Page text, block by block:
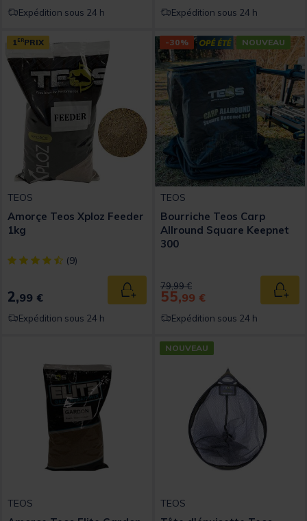
Expédition sous 24 h Expédition sous 24 h
1 ERPRIX
TEOS
Amorçe Teos Xploz Feeder
1kg
[object Object] out of 5 Customer Rating
(9)
2,99 € Ajouter au panier
Expédition sous 24 h
-30% NOUVEAU
TEOS
Bourriche Teos Carp
Allround Square Keepnet
300
Price reduced from
79,99 €to
55,99 €
Expédition sous 24 h
TEOS
NOUVEAU
TEOS